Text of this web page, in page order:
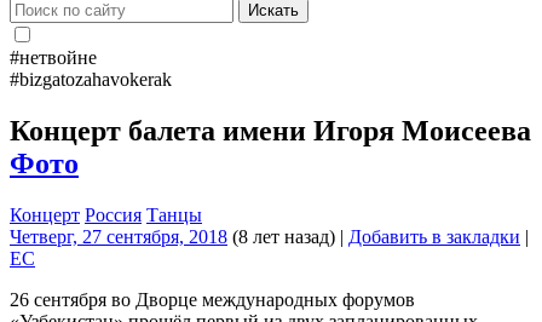
Искать
#нетвойне
#bizgatozahavokerak
Концерт балета имени Игоря Моисеева
Фото
Концерт Россия Танцы
Четверг, 27 сентября, 2018 (8 лет назад) | Добавить в закладки |
EC
26 сентября во Дворце международных форумов